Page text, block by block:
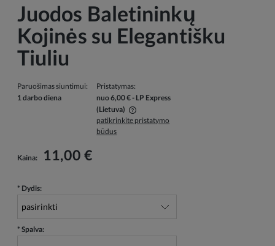
Juodos Baletininkų
Kojinės su Elegantišku
Tiuliu
Paruošimas siuntimui:
1 darbo diena
Pristatymas:
nuo 6,00 €- LP Express
(Lietuva)
Į kainą neįskaičiuotos galimos mokėjimo išlaidos
patikrinkite pristatymo
būdus
Kaina: 11,00 €
* Dydis:
* Spalva: